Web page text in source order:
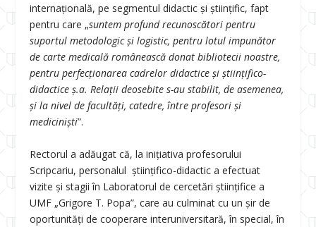
internațională, pe segmentul didactic și ştiinţific, fapt
pentru care „suntem profund recunoscători pentru
suportul metodologic şi logistic, pentru lotul impunător
de carte medicală românească donat bibliotecii noastre,
pentru perfecţionarea cadrelor didactice și științifico-
didactice ș.a. Relaţii deosebite s-au stabilit, de asemenea,
și la nivel de facultăţi, catedre, între profesori și
mediciniști”.
Rectorul a adăugat că, la inițiativa profesorului
Scripcariu, personalul științifico-didactic a efectuat
vizite și stagii în Laboratorul de cercetări științifice a
UMF „Grigore T. Popa”, care au culminat cu un şir de
oportunități de cooperare interuniversitară, în special, în